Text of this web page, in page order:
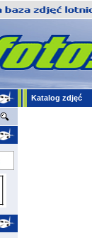
Katalog zdjęć